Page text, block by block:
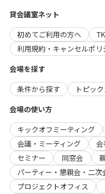
貸会議室ネット
初めてご利用の方へ
利用規約・キャンセルポリ
会場を探す
条件から探す
トピック
会場の使い方
キックオフミーティング
会議・ミーティング
会
セミナー
同窓会
パーティー・懇親会・二次
プロジェクトオフィス